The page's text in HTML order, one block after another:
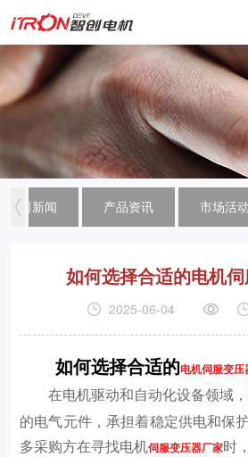
公司新闻 产品资讯 市场活动
如何选择合适的电机
2025-06-04
如何选择合适的电机伺服变压
在电机驱动和自动化设备领域，
的电气元件，承担着稳定供电和保
多采购方在寻找电机伺服变压器厂家时